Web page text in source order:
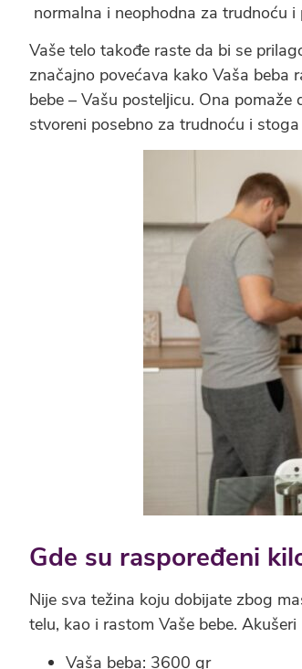
normalna i neophodna za trudnoću
Vaše telo takođe raste da bi se
značajno povećava kako Vaša beba
bebe – Vašu postelјicu. Ona
stvoreni posebno za trudnoću i
Gde su raspoređeni
Nije sva težina koju dobijate zbog
telu, kao i rastom Vaše bebe.
Vaša beba: 3600 gr